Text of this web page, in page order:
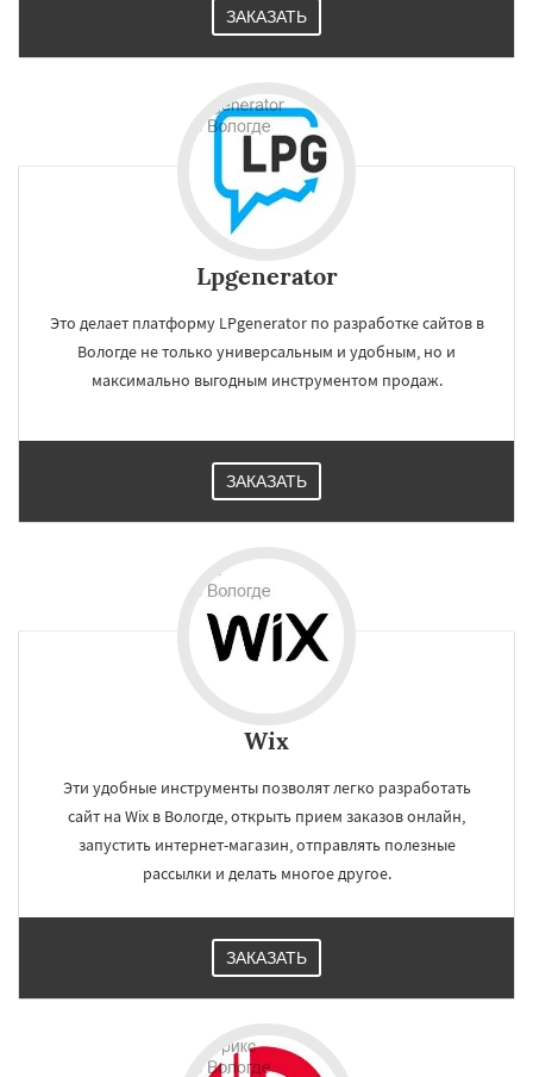
ЗАКАЗАТЬ
Lpgenerator
Это делает платформу LPgenerator по разработке сайтов в
Вологде не только универсальным и удобным, но и
максимально выгодным инструментом продаж.
ЗАКАЗАТЬ
Wix
Эти удобные инструменты позволят легко разработать
сайт на Wix в Вологде, открыть прием заказов онлайн,
запустить интернет-магазин, отправлять полезные
рассылки и делать многое другое.
ЗАКАЗАТЬ